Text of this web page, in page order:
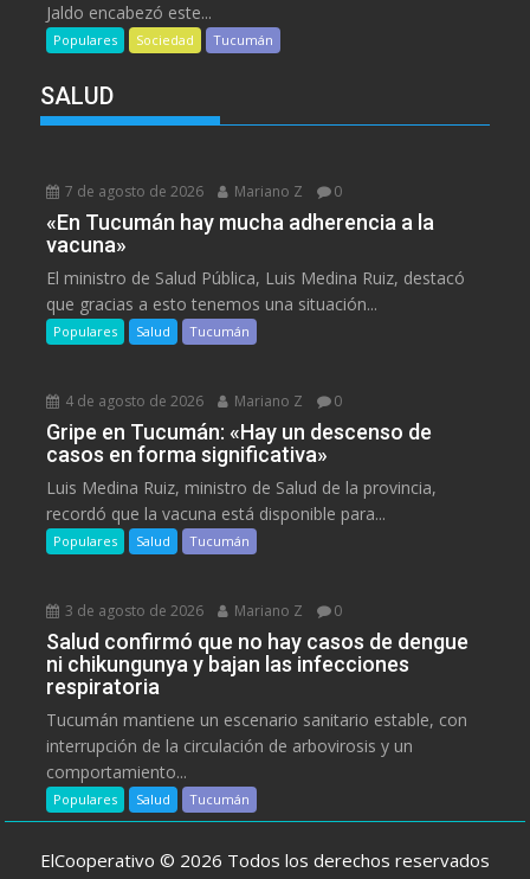
Jaldo encabezó este...
Populares Sociedad Tucumán
SALUD
7 de agosto de 2026 Mariano Z 0
«En Tucumán hay mucha adherencia a la
vacuna»
El ministro de Salud Pública, Luis Medina Ruiz, destacó
que gracias a esto tenemos una situación...
Populares Salud Tucumán
4 de agosto de 2026 Mariano Z 0
Gripe en Tucumán: «Hay un descenso de
casos en forma significativa»
Luis Medina Ruiz, ministro de Salud de la provincia,
recordó que la vacuna está disponible para...
Populares Salud Tucumán
3 de agosto de 2026 Mariano Z 0
Salud confirmó que no hay casos de dengue
ni chikungunya y bajan las infecciones
respiratoria
Tucumán mantiene un escenario sanitario estable, con
interrupción de la circulación de arbovirosis y un
comportamiento...
Populares Salud Tucumán
ElCooperativo © 2026 Todos los derechos reservados